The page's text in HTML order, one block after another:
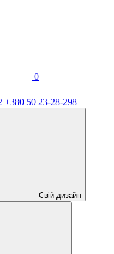
0
+380 50 23-28-298
Свій дизайн